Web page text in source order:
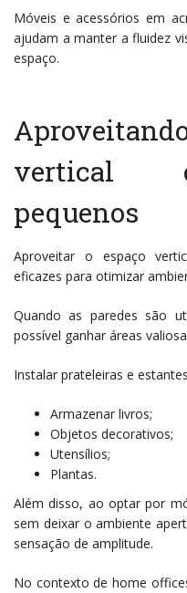
Móveis e acessórios em
ajudam a manter a fluidez
espaço.
vertical
pequenos
Aproveitar o espaço
eficazes para otimizar
Quando as paredes são
possível ganhar áreas
Instalar prateleiras e
Armazenar livros;
Objetos decorativos;
Utensílios;
Plantas.
Além disso, ao optar por
sem deixar o ambiente
sensação de amplitude.
No contexto de home